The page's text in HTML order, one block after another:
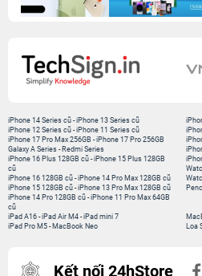
iPhone 14 Series cũ -iPhone 13 Series cũ
iPhone 12 Series cũ -iPhone 11 Series cũ
iPhone 17 Pro Max 256GB -iPhone 17 Pro 256GB
Galaxy A Series - Redmi Series
iPhone 16 Plus 128GB cũ -iPhone 15 Plus 128GB
cũ
iPhone 16 128GB cũ -iPhone 14 Pro Max 128GB cũ
iPhone 15 128GB cũ -iPhone 13 Pro Max 128GB cũ
iPhone 14 Pro 128GB cũ -iPhone 11 Pro Max 64GB
cũ
iPad A16 -iPad Air M4 -iPad mini 7
iPad Pro M5 - MacBook Neo
Loa
Kết nối 24hStore